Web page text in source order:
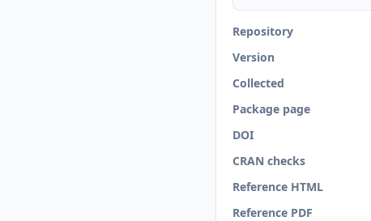
Repository
Version
Collected
Package page
DOI
CRAN checks
Reference HTML
Reference PDF